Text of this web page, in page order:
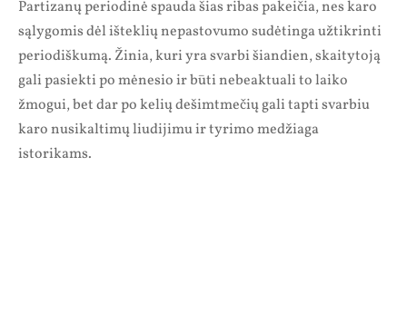
Partizanų periodinė spauda šias ribas pakeičia, nes karo
sąlygomis dėl išteklių nepastovumo sudėtinga užtikrinti
periodiškumą. Žinia, kuri yra svarbi šiandien, skaitytoją
gali pasiekti po mėnesio ir būti nebeaktuali to laiko
žmogui, bet dar po kelių dešimtmečių gali tapti svarbiu
karo nusikaltimų liudijimu ir tyrimo medžiaga
istorikams.